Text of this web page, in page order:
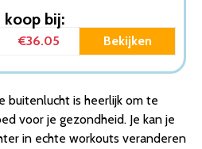
koop bij:
€36.05 Bekijken
buitenlucht is heerlijk om te
voor je gezondheid. Je kan je
in echte workouts veranderen